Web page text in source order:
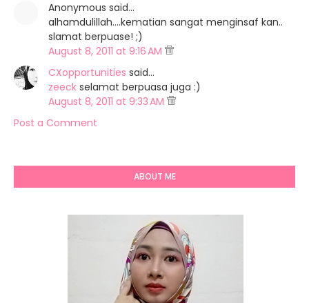
Anonymous said…
alhamdulillah....kematian sangat menginsaf kan..
slamat berpuase! ;)
August 8, 2011 at 9:16 AM
CXopportunities said…
zeeck selamat berpuasa juga :)
August 8, 2011 at 9:33 AM
Post a Comment
ABOUT ME